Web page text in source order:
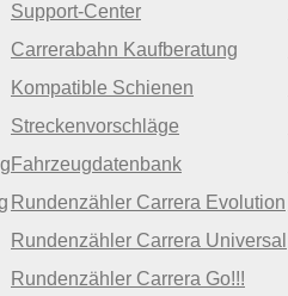
Support-Center
Carrerabahn Kaufberatung
Kompatible Schienen
Streckenvorschläge
Fahrzeugdatenbank
Rundenzähler Carrera Evolution
Rundenzähler Carrera Universal
Rundenzähler Carrera Go!!!